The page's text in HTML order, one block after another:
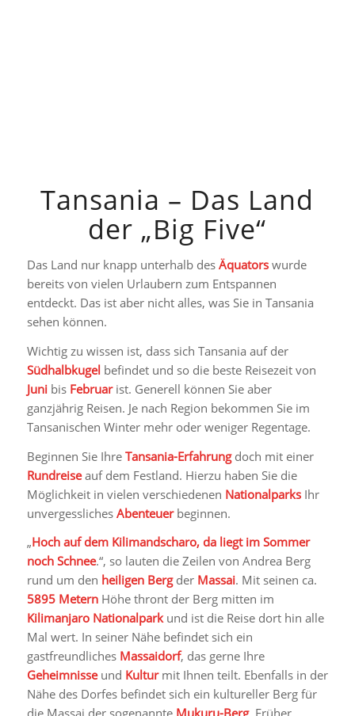
Tansania – Das Land
der „Big Five“
Das Land nur knapp unterhalb des Äquatorswurde
bereits von vielen Urlaubern zum Entspannen
entdeckt. Das ist aber nicht alles, was Sie in Tansania
sehen können.
Wichtig zu wissen ist, dass sich Tansania auf der
Südhalbkugelbefindet und so die beste Reisezeit von
Junibis Februarist. Generell können Sie aber
ganzjährig Reisen. Je nach Region bekommen Sie im
Tansanischen Winter mehr oder weniger Regentage.
Beginnen Sie Ihre Tansania-Erfahrungdoch mit einer
Rundreiseauf dem Festland. Hierzu haben Sie die
Möglichkeit in vielen verschiedenen NationalparksIhr
unvergessliches Abenteuerbeginnen.
„Hoch auf dem Kilimandscharo, da liegt im Sommer
noch Schnee.“, so lauten die Zeilen von Andrea Berg
rund um den heiligen Bergder Massai. Mit seinen ca.
5895 MeternHöhe thront der Berg mitten im
Kilimanjaro Nationalparkund ist die Reise dort hin alle
Mal wert. In seiner Nähe befindet sich ein
gastfreundliches Massaidorf, das gerne Ihre
Geheimnisseund Kulturmit Ihnen teilt. Ebenfalls in der
Nähe des Dorfes befindet sich ein kultureller Berg für